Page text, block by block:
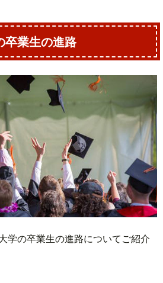
卒業生の進路
学の卒業生の進路についてご紹介